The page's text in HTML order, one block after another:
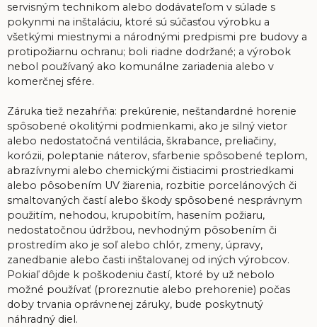
servisným technikom alebo dodávateľom v súlade s
pokynmi na inštaláciu, ktoré sú súčasťou výrobku a
všetkými miestnymi a národnými predpismi pre budovy a
protipožiarnu ochranu; boli riadne dodržané; a výrobok
nebol používaný ako komunálne zariadenia alebo v
komerčnej sfére.
Záruka tiež nezahŕňa: prekúrenie, neštandardné horenie
spôsobené okolitými podmienkami, ako je silný vietor
alebo nedostatočná ventilácia, škrabance, preliačiny,
korózii, poleptanie náterov, sfarbenie spôsobené teplom,
abrazívnymi alebo chemickými čistiacimi prostriedkami
alebo pôsobením UV žiarenia, rozbitie porcelánových či
smaltovaných častí alebo škody spôsobené nesprávnym
použitím, nehodou, krupobitím, hasením požiaru,
nedostatočnou údržbou, nevhodným pôsobením či
prostredím ako je soľ alebo chlór, zmeny, úpravy,
zanedbanie alebo časti inštalovanej od iných výrobcov.
Pokiaľ dôjde k poškodeniu častí, ktoré by už nebolo
možné používať (proreznutie alebo prehorenie) počas
doby trvania oprávnenej záruky, bude poskytnutý
náhradný diel.